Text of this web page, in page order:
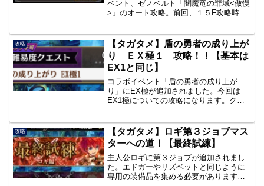
ベント、ゼノベルト「闇魔竜の罪域<傲慢
>」のオート攻略。前回、１５F攻略時ラ
１Ｆ～１９Ｆまでの様子です。
攻略
【タガタメ】盾の勇者の成り上が
り ＥＸ極１ 攻略！！【基本は
EX1と同じ】
コラボイベント「盾の勇者の成り上が
り」にEX極が追加されました。今回は
EX1極についての攻略になります。クエ
ついてもまとめたいと思います。EX1の
攻略はこちら↓↓関連記...
攻略
【タガタメ】ロギ第３ジョブマス
ターへの道！【最終試練】
主人公ロギに第３ジョブが追加されまし
た。エドガーやリズベットと同じように
専用の装備品を集める必要があります。